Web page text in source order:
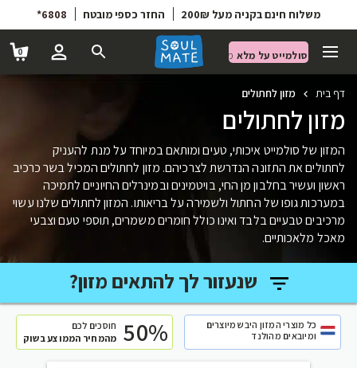
משלוח חינם בקניה מעל 200₪ החזר כספי מובטח 6808*
סולמייט על מלא מועדון הטבות 0
דף בית מזון לחתולים
מזון לחתולים
המזון של סולמייט איכותי, טעים ומותאם במיוחד על מנת להעניק
לחתולים את התזונה הנדרשת לצרכיהם. מזון לחתולים המכיל בשר כרכיב
ראשון ועשיר בחלבון מן החי, בויטמינים ובמינרלים החיוניים לתמיכה
במערכות גופו של החתול ולשמירה על בריאותו. המזון לחתולים שלנו עשוי
מרכיבים טבעיים בלבד ואינו כולל חומרים משמרים, תוספי טעם וצבעי
מאכל מלאכותיים.
שנעזור לך להתאים מזון?
כל מוצרי המזון היבש מיוצרים
ומיובאים מהולנד
50%
חוסכים לכם
מהמחיר הממוצע בשוק